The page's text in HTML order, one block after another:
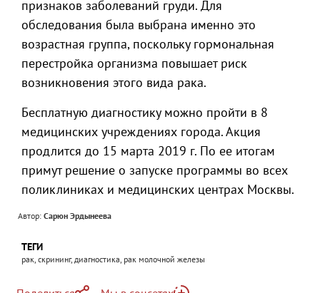
признаков заболеваний груди. Для
обследования была выбрана именно это
возрастная группа, поскольку гормональная
перестройка организма повышает риск
возникновения этого вида рака.
Бесплатную диагностику можно пройти в 8
медицинских учреждениях города. Акция
продлится до 15 марта 2019 г. По ее итогам
примут решение о запуске программы во всех
поликлиниках и медицинских центрах Москвы.
Автор: Сарюн Эрдынеева
ТЕГИ
рак, скрининг, диагностика, рак молочной железы